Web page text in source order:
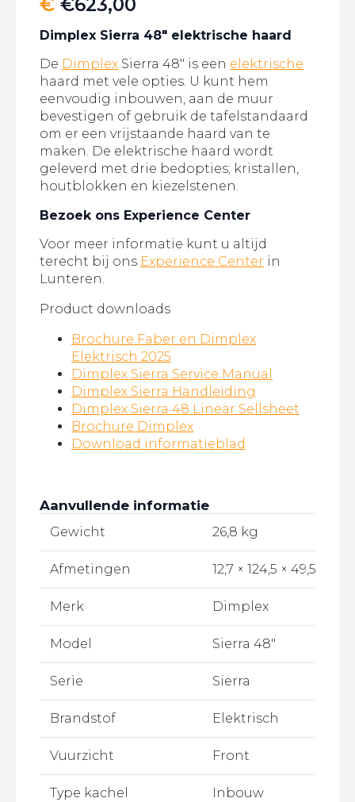
€623,00
Dimplex Sierra 48″ elektrische haard
De Dimplex Sierra 48″ is een elektrische
haard met vele opties. U kunt hem
eenvoudig inbouwen, aan de muur
bevestigen of gebruik de tafelstandaard
om er een vrijstaande haard van te
maken. De elektrische haard wordt
geleverd met drie bedopties; kristallen,
houtblokken en kiezelstenen.
Bezoek ons Experience Center
Voor meer informatie kunt u altijd
terecht bij ons Experience Center in
Lunteren.
Product downloads
Brochure Faber en Dimplex
Elektrisch 2025
Dimplex Sierra Service Manual
Dimplex Sierra Handleiding
Dimplex Sierra 48 Linear Sellsheet
Brochure Dimplex
Download informatieblad
Aanvullende informatie
Gewicht 26,8 kg
Afmetingen 12,7 × 124,5 × 49,5 cm
Merk Dimplex
Model Sierra 48"
Serie Sierra
Brandstof Elektrisch
Vuurzicht Front
Type kachel Inbouw